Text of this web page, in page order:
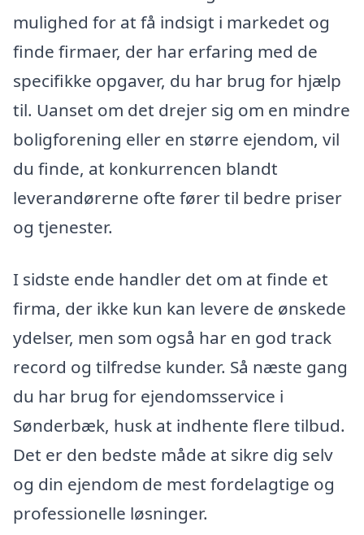
mulighed for at få indsigt i markedet og
finde firmaer, der har erfaring med de
specifikke opgaver, du har brug for hjælp
til. Uanset om det drejer sig om en mindre
boligforening eller en større ejendom, vil
du finde, at konkurrencen blandt
leverandørerne ofte fører til bedre priser
og tjenester.
I sidste ende handler det om at finde et
firma, der ikke kun kan levere de ønskede
ydelser, men som også har en god track
record og tilfredse kunder. Så næste gang
du har brug for ejendomsservice i
Sønderbæk, husk at indhente flere tilbud.
Det er den bedste måde at sikre dig selv
og din ejendom de mest fordelagtige og
professionelle løsninger.